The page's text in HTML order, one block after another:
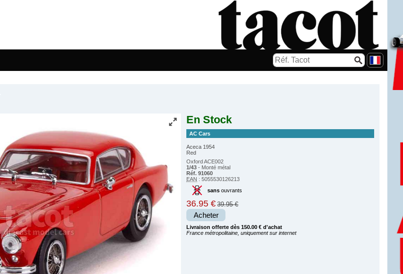
En Stock
AC Cars
Aceca 1954
Red
Oxford ACE002
1/43 - Monté métal
Réf. 91060
EAN : 5055530126213
sansouvrants
36.95 € 39.95 €
Acheter
Livraison offerte dès 150.00 € d'achat
France métropolitaine, uniquement sur internet